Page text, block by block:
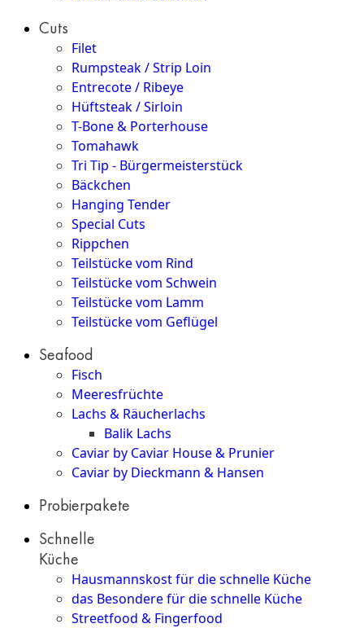
Cuts
Filet
Rumpsteak / Strip Loin
Entrecote / Ribeye
Hüftsteak / Sirloin
T-Bone & Porterhouse
Tomahawk
Tri Tip - Bürgermeisterstück
Bäckchen
Hanging Tender
Special Cuts
Rippchen
Teilstücke vom Rind
Teilstücke vom Schwein
Teilstücke vom Lamm
Teilstücke vom Geflügel
Seafood
Fisch
Meeresfrüchte
Lachs & Räucherlachs
Balik Lachs
Caviar by Caviar House & Prunier
Caviar by Dieckmann & Hansen
Probierpakete
Schnelle
Küche
Hausmannskost für die schnelle Küche
das Besondere für die schnelle Küche
Streetfood & Fingerfood